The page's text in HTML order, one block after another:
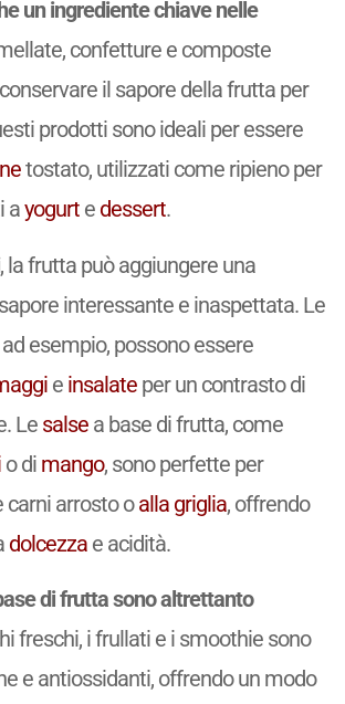
un ingrediente chiave nelle
confetture e composte
il sapore della frutta per
prodotti sono ideali per essere
tostato, utilizzati come ripieno per
ayogurte dessert.
, la frutta può aggiungere una
interessante e inaspettata. Le
ad esempio, possono essere
e insalateper un contrasto di
Le salsea base di frutta, come
o di mango, sono perfette per
carni arrosto oalla griglia, offrendo
dolcezzae acidità.
di frutta sono altrettanto
freschi, i frullati e i smoothie sono
e antiossidanti, offrendo un modo